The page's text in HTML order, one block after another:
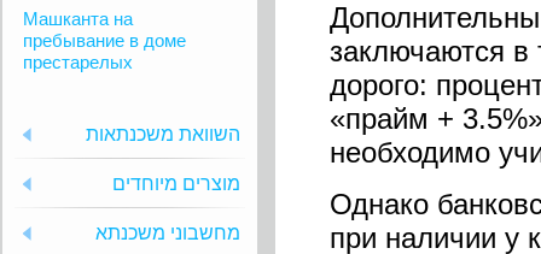
Машканта на
пребывание в доме
престарелых
השוואת משכנתאות
מוצרים מיוחדים
מחשבוני משכנתא
заключаются в
дорого:
«прайм +
необходимо
Однако
при наличии у